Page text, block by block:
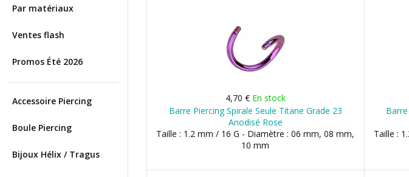
Par matériaux
Ventes flash
Promos Été 2026
Accessoire Piercing
Boule Piercing
Bijoux Hélix / Tragus
4,70 € En stock
Barre Piercing Spirale Seule Titane Grade 23
Anodisé Rose
Taille : 1.2 mm / 16 G - Diamètre : 06 mm, 08 mm,
10 mm
Taille :